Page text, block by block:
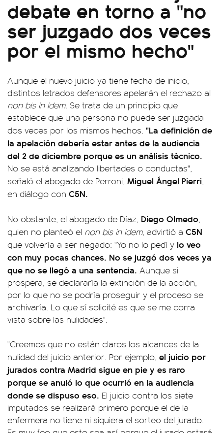
debate en torno a "no
ser juzgado dos veces
por el mismo hecho"
Aunque el nuevo juicio ya tiene fecha de inicio,
distintos letrados defensores apelarán el rechazo al
non bis in idem. Se trata de un principio que
establece que una persona no puede ser juzgada
dos veces por los mismos hechos. "La definición de
la apelación debería estar antes de la audiencia
del 2 de diciembre porque es un análisis técnico.
No se está analizando libertades o conductas",
señaló el abogado de Perroni, Miguel Ángel Pierri,
en diálogo con C5N.
No obstante, el abogado de Díaz, Diego Olmedo,
quien no planteó el non bis in idem, advirtió a C5N
que volvería a ser negado: "Yo no lo pedí y lo veo
con muy pocas chances. No se juzgó dos veces ya
que no se llegó a una sentencia. Aunque si
prospera, se declararía la extinción de la acción,
por lo que no se podría proseguir y el proceso se
archivaría. Lo que sí solicité es que se me corra
vista sobre las nulidades".
"Creemos que no están claros los alcances de la
nulidad del juicio anterior. Por ejemplo, el juicio por
jurados contra Madrid sigue en pie y es raro
porque se anuló lo que ocurrió en la audiencia
donde se dispuso eso. El juicio contra los siete
imputados se realizará primero porque el de la
enfermera no tiene ni siquiera el sorteo del jurado.